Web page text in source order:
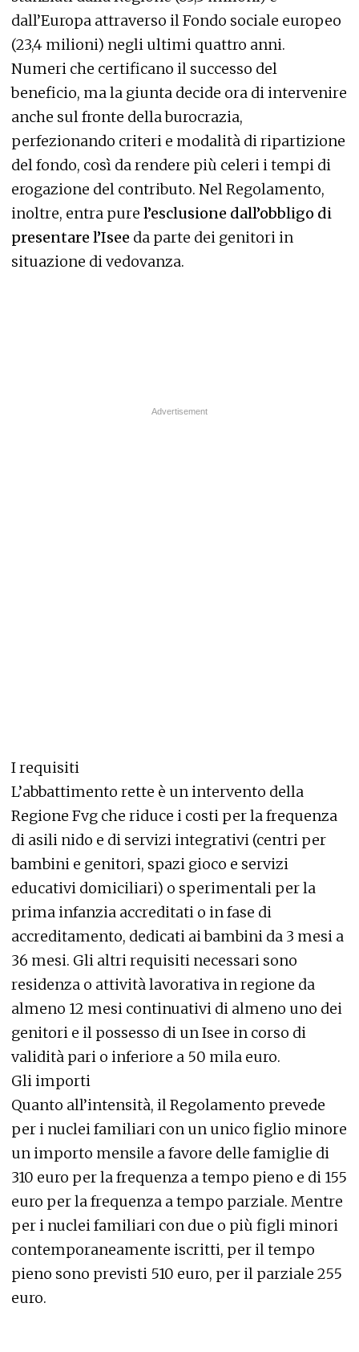
dall’Europa attraverso il Fondo sociale europeo
(23,4 milioni) negli ultimi quattro anni.
Numeri che certificano il successo del
beneficio, ma la giunta decide ora di intervenire
anche sul fronte della burocrazia,
perfezionando criteri e modalità di ripartizione
del fondo, così da rendere più celeri i tempi di
erogazione del contributo. Nel Regolamento,
inoltre, entra pure l’esclusione dall’obbligo di
presentare l’Isee da parte dei genitori in
situazione di vedovanza.
I requisiti
L’abbattimento rette è un intervento della
Regione Fvg che riduce i costi per la frequenza
di asili nido e di servizi integrativi (centri per
bambini e genitori, spazi gioco e servizi
educativi domiciliari) o sperimentali per la
prima infanzia accreditati o in fase di
accreditamento, dedicati ai bambini da 3 mesi a
36 mesi. Gli altri requisiti necessari sono
residenza o attività lavorativa in regione da
almeno 12 mesi continuativi di almeno uno dei
genitori e il possesso di un Isee in corso di
validità pari o inferiore a 50 mila euro.
Gli importi
Quanto all’intensità, il Regolamento prevede
per i nuclei familiari con un unico figlio minore
un importo mensile a favore delle famiglie di
310 euro per la frequenza a tempo pieno e di 155
euro per la frequenza a tempo parziale. Mentre
per i nuclei familiari con due o più figli minori
contemporaneamente iscritti, per il tempo
pieno sono previsti 510 euro, per il parziale 255
euro.